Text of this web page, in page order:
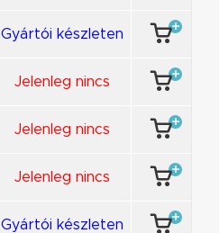
Gyártói készleten
Jelenleg nincs
Jelenleg nincs
Jelenleg nincs
Gyártói készleten